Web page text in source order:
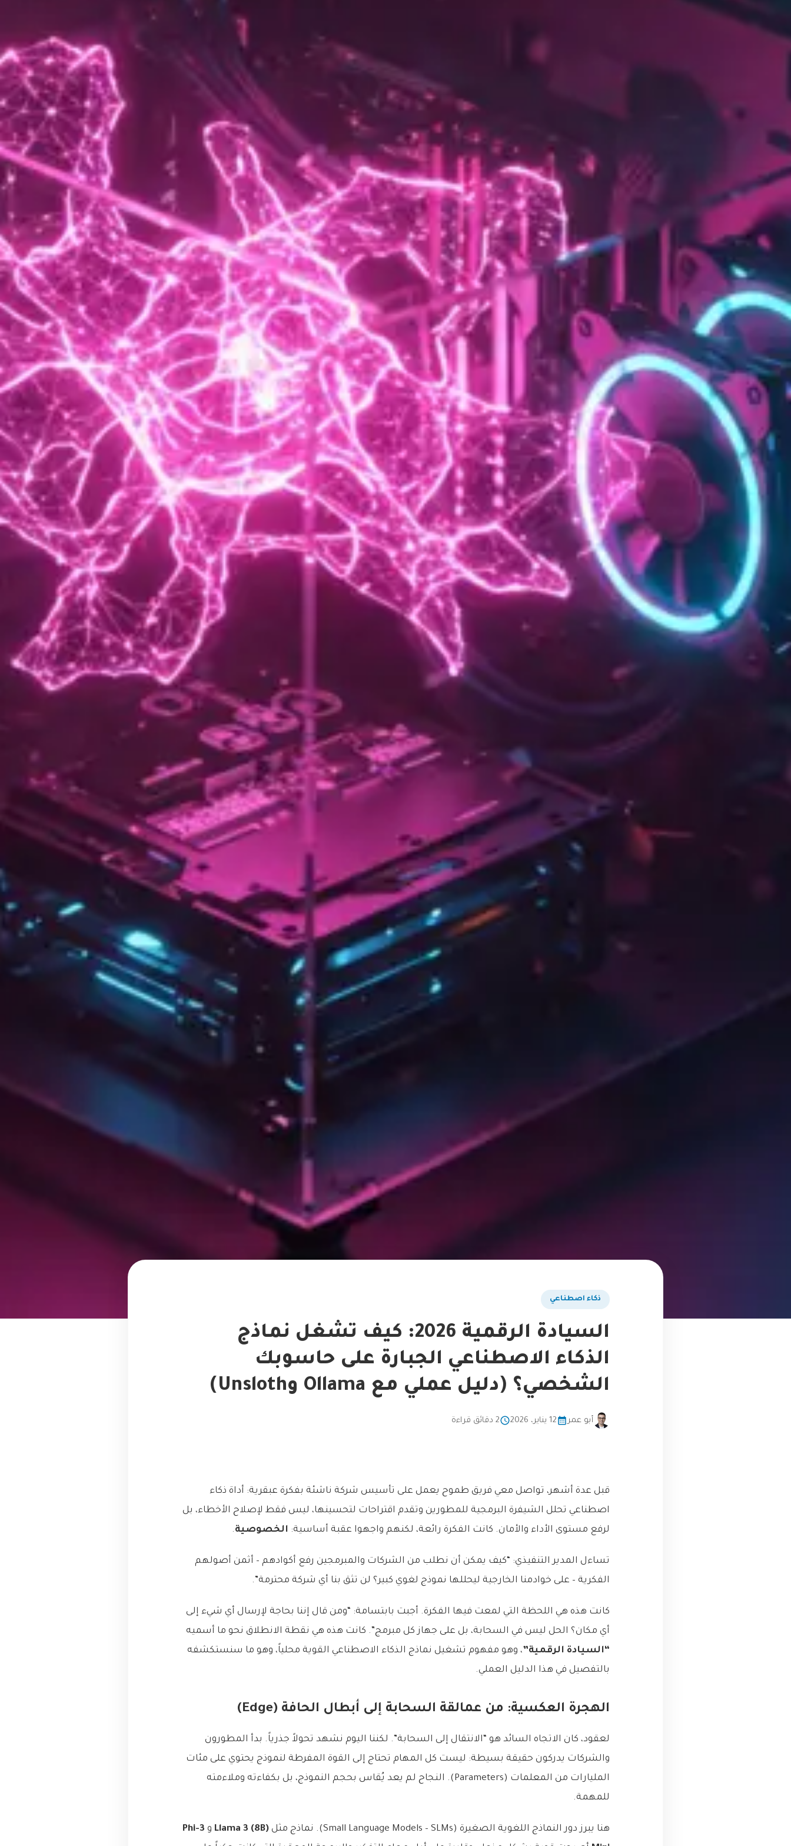
ذكاء اصطناعي
السيادة الرقمية 2026: كيف تشغل نماذج
الذكاء الاصطناعي الجبارة على حاسوبك
الشخصي؟ (دليل عملي مع Ollama وUnsloth)
أبو عمر 12 يناير، 2026 2 دقائق قراءة
قبل عدة أشهر، تواصل معي فريق طموح يعمل على تأسيس شركة ناشئة بفكرة عبقرية: أداة ذكاء
اصطناعي تحلل الشيفرة البرمجية للمطورين وتقدم اقتراحات لتحسينها، ليس فقط لإصلاح الأخطاء، بل
لرفع مستوى الأداء والأمان. كانت الفكرة رائعة، لكنهم واجهوا عقبة أساسية: الخصوصية.
تساءل المدير التنفيذي: “كيف يمكن أن نطلب من الشركات والمبرمجين رفع أكوادهم – أثمن أصولهم
الفكرية – على خوادمنا الخارجية ليحللها نموذج لغوي كبير؟ لن تثق بنا أي شركة محترمة”.
كانت هذه هي اللحظة التي لمعت فيها الفكرة. أجبت بابتسامة: “ومن قال إننا بحاجة لإرسال أي شيء إلى
أي مكان؟ الحل ليس في السحابة، بل على جهاز كل مبرمج”. كانت هذه هي نقطة الانطلاق نحو ما أسميه
“السيادة الرقمية”، وهو مفهوم تشغيل نماذج الذكاء الاصطناعي القوية محلياً، وهو ما سنستكشفه
بالتفصيل في هذا الدليل العملي.
الهجرة العكسية: من عمالقة السحابة إلى أبطال الحافة (Edge)
لعقود، كان الاتجاه السائد هو “الانتقال إلى السحابة”. لكننا اليوم نشهد تحولاً جذرياً. بدأ المطورون
والشركات يدركون حقيقة بسيطة: ليست كل المهام تحتاج إلى القوة المفرطة لنموذج يحتوي على مئات
المليارات من المعلمات (Parameters). النجاح لم يعد يُقاس بحجم النموذج، بل بكفاءته وملاءمته
للمهمة.
هنا يبرز دور النماذج اللغوية الصغيرة (Small Language Models – SLMs). نماذج مثل Llama 3 (8B) و Phi-3